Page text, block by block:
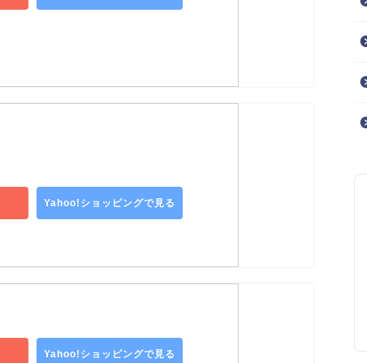
Yahoo!ショッピングで見る
Yahoo!ショッピングで見る